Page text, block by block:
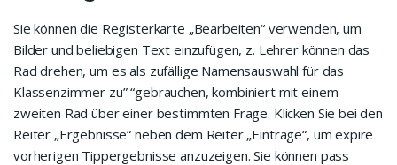
Sie können die Registerkarte „Bearbeiten“ verwenden, um
Bilder und beliebigen Text einzufügen, z. Lehrer können das
Rad drehen, um es als zufällige Namensauswahl für das
Klassenzimmer zu” “gebrauchen, kombiniert mit einem
zweiten Rad über einer bestimmten Frage. Klicken Sie bei den
Reiter „Ergebnisse“ neben dem Reiter „Einträge“, um expire
vorherigen Tippergebnisse anzuzeigen. Sie können pass